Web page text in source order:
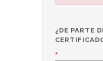
¿DE PARTE
*